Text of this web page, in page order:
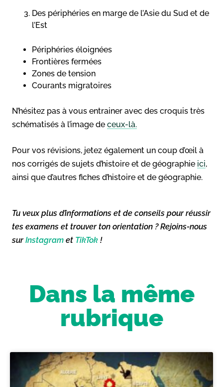
Des périphéries en marge de l’Asie du Sud et de
l’Est
Périphéries éloignées
Frontières fermées
Zones de tension
Courants migratoires
N’hésitez pas à vous entrainer avec des croquis très
schématisés à l’image de ceux-là.
Pour vos révisions, jetez également un coup d’œil à
nos corrigés de sujets d’histoire et de géographie ici,
ainsi que d’autres fiches d’histoire et de géographie.
Tu veux plus d’informations et de conseils pour réussir
tes examens et trouver ton orientation ? Rejoins-nous
surInstagram et TikTok !
Dans la même
rubrique